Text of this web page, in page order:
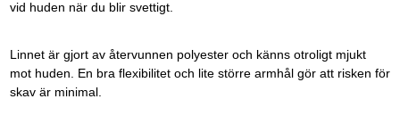
vid huden när du blir svettigt.
Linnet är gjort av återvunnen polyester och känns otroligt mjukt
mot huden. En bra flexibilitet och lite större armhål gör att risken för
skav är minimal.